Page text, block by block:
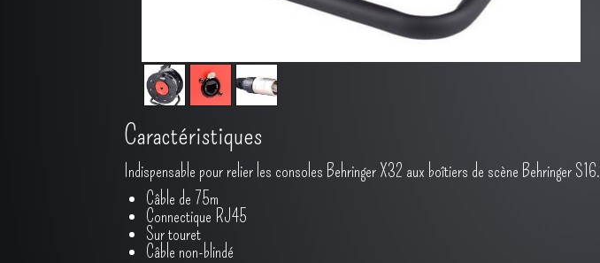
Caractéristiques
Indispensable pour relier les consoles Behringer X32 aux boîtiers de scène Behringer S16.
Câble de 75m
Connectique RJ45
Sur touret
Câble non-blindé